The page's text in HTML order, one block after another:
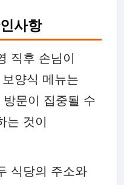
사항
직후 손님이
양식 메뉴는
문이 집중될 수
는 것이
식당의 주소와